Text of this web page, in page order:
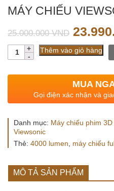
MÁY CHIẾU
25.000.000VND Giá
gốc
Số
lượng
Thêm vào giỏ hàng
MUA
Gọi điện xác nhận và
Danh mục: Máy chiếu phim
Viewsonic
Thẻ: 4000 lumen máy chiếu
MÔ TẢ SẢN PHẨM